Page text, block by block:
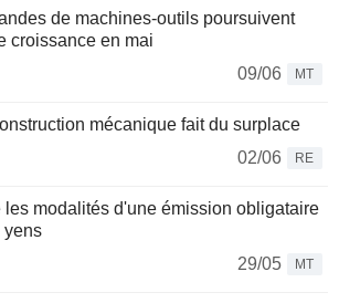
de machines-outils poursuivent
croissance en mai
09/06
MT
mécanique fait du surplace
02/06
RE
les modalités d'une émission obligataire
yens
29/05
MT